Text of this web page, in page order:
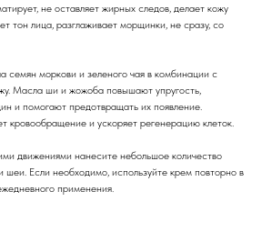
не оставляет жирных следов, делает кожу
тон лица, разглаживает морщинки, не сразу, со
семян моркови и зеленого чая в комбинации с
Масла ши и жожоба повышают упругость,
и помогают предотвращать их появление.
кровообращение и ускоряет регенерацию клеток.
движениями нанесите небольшое количество
шеи. Если необходимо, используйте крем повторно в
применения.